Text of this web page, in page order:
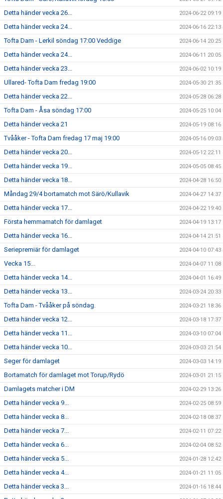
Detta händer vecka 26... 2024-06-22 09:19
Detta händer vecka 24... 2024-06-16 22:13
Tofta Dam - Lerkil söndag 17:00 Veddige 2024-06-14 20:25
Detta händer vecka 24... 2024-06-11 20:05
Detta händer vecka 23... 2024-06-02 10:19
Ullared- Tofta Dam fredag 19:00 2024-05-30 21:35
Detta händer vecka 22... 2024-05-28 06:28
Tofta Dam - Åsa söndag 17:00 2024-05-25 10:04
Detta händer vecka 21 2024-05-19 08:16
Tvååker - Tofta Dam fredag 17 maj 19:00 2024-05-16 09:03
Detta händer vecka 20... 2024-05-12 22:11
Detta händer vecka 19... 2024-05-05 08:45
Detta händer vecka 18... 2024-04-28 16:50
Måndag 29/4 bortamatch mot Särö/Kullavik 2024-04-27 14:37
Detta händer vecka 17... 2024-04-22 19:40
Första hemmamatch för damlaget 2024-04-19 13:17
Detta händer vecka 16... 2024-04-14 21:51
Seriepremiär för damlaget 2024-04-10 07:43
Vecka 15... 2024-04-07 11:08
Detta händer vecka 14... 2024-04-01 16:49
Detta händer vecka 13... 2024-03-24 20:33
Tofta Dam - Tvååker på söndag. 2024-03-21 18:36
Detta händer vecka 12... 2024-03-18 17:37
Detta händer vecka 11... 2024-03-10 07:04
Detta händer vecka 10... 2024-03-03 21:54
Seger för damlaget 2024-03-03 14:19
Bortamatch för damlaget mot Torup/Rydö 2024-03-01 21:15
Damlagets matcher i DM 2024-02-29 13:26
Detta händer vecka 9... 2024-02-25 08:59
Detta händer vecka 8... 2024-02-18 08:37
Detta händer vecka 7... 2024-02-11 07:22
Detta händer vecka 6... 2024-02-04 08:52
Detta händer vecka 5... 2024-01-28 12:42
Detta händer vecka 4... 2024-01-21 11:05
Detta händer vecka 3... 2024-01-16 18:44